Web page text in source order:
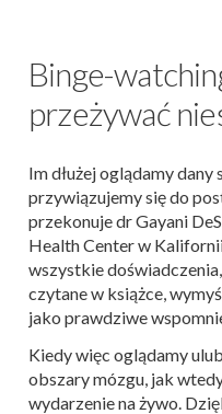
Binge-
przeżywać
Im dłużej oglądamy
przywiązujemy się do
przekonuje dr Gayani
Health Center w
wszystkie
czytane w książce,
jako prawdziwe
Kiedy więc oglądamy
obszary mózgu, jak
wydarzenie na żywo.